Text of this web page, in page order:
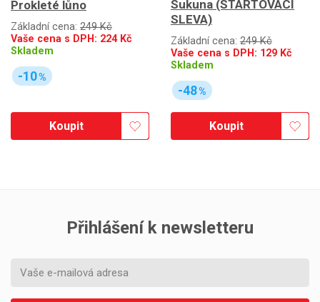
Prokleté lůno
Základní cena: 249 Kč
Vaše cena s DPH: 224Kč
Skladem
-10%
Koupit
Sukuna (STARTOVACÍ
SLEVA)
Základní cena: 249 Kč
Vaše cena s DPH: 129 Kč
Skladem
-48%
Koupit
Přihlášení k newsletteru